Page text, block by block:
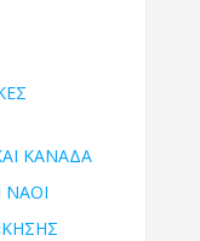
ΚΑΝΑΔΑ
ΝΑΟΊ